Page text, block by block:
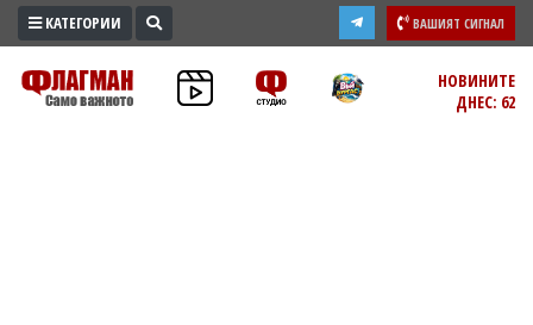
ПРОМО
ЗОНА
КАТЕГОРИИ ВАШИЯТ СИГНАЛ
НОВИНИТЕ
ДНЕС: 62